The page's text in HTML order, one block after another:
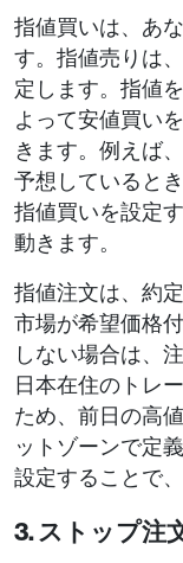
指値買いは、あ
す。指値売りは
定します。指値
よって安値買い
きます。例えば
予想していると
指値買いを設定
動きます。
指値注文は、約
市場が希望価格
しない場合は、
日本在住のトレ
ため、前日の高
ットゾーンで定
設定することで
3. ストップ注